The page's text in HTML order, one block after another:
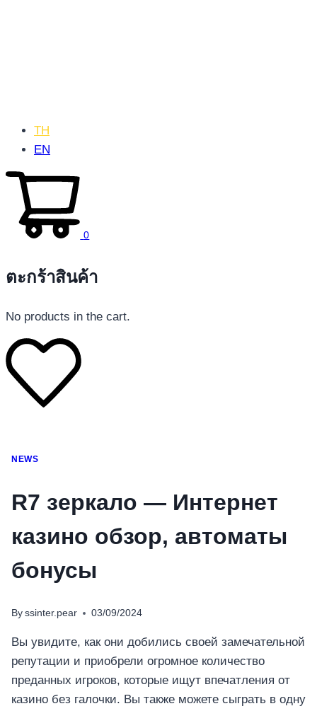
โทรศัพท์มือถือ
อุปกรณ์เสริมโทรศัพท์
สินค้าตามแบรนด์
TH
EN
0
ตะกร้าสินค้า
No products in the cart.
NEWS
R7 зеркало — Интернет
казино обзор, автоматы
бонусы
By ssinter.pear 03/09/2024
Вы увидите, как они добились своей замечательной
репутации и приобрели огромное количество
преданных игроков, которые ищут впечатления от
казино без галочки. Вы также можете сыграть в одну